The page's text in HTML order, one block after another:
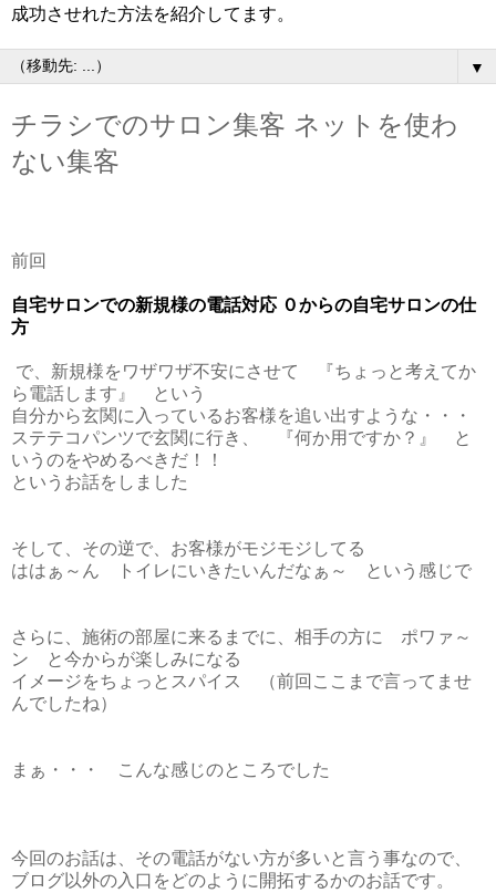
成功させれた方法を紹介してます。
▼
チラシでのサロン集客 ネットを使わ
ない集客
前回
自宅サロンでの新規様の電話対応 ０からの自宅サロンの仕
方
で、新規様をワザワザ不安にさせて 『ちょっと考えてか
ら電話します』 という
自分から玄関に入っているお客様を追い出すような・・・
ステテコパンツで玄関に行き、 『何か用ですか？』 と
いうのをやめるべきだ！！
というお話をしました
そして、その逆で、お客様がモジモジしてる
ははぁ～ん トイレにいきたいんだなぁ～ という感じで
さらに、施術の部屋に来るまでに、相手の方に ポワァ～
ン と今からが楽しみになる
イメージをちょっとスパイス （前回ここまで言ってませ
んでしたね）
まぁ・・・ こんな感じのところでした
今回のお話は、その電話がない方が多いと言う事なので、
ブログ以外の入口をどのように開拓するかのお話です。